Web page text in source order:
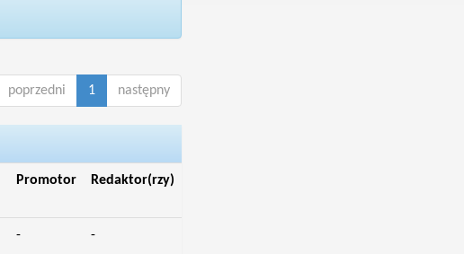
poprzedni 1 następny
Promotor Redaktor(rzy)
- -